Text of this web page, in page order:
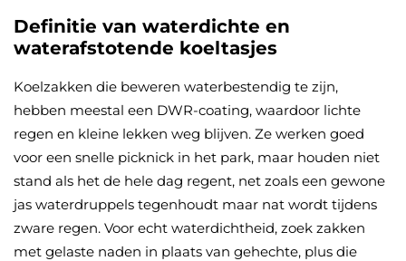
Definitie van waterdichte en
waterafstotende koeltasjes
Koelzakken die beweren waterbestendig te zijn,
hebben meestal een DWR-coating, waardoor lichte
regen en kleine lekken weg blijven. Ze werken goed
voor een snelle picknick in het park, maar houden niet
stand als het de hele dag regent, net zoals een gewone
jas waterdruppels tegenhoudt maar nat wordt tijdens
zware regen. Voor echt waterdichtheid, zoek zakken
met gelaste naden in plaats van gehechte, plus die